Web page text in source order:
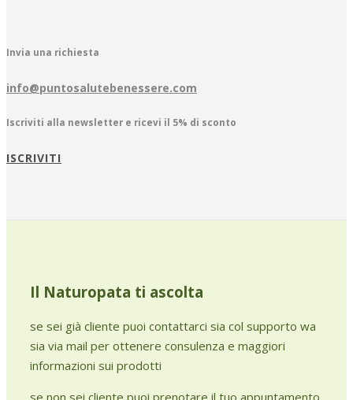
Invia una richiesta
info@puntosalutebenessere.com
Iscriviti alla newsletter e ricevi il 5% di sconto
ISCRIVITI
Il Naturopata ti ascolta
se sei già cliente puoi contattarci sia col supporto wa
sia via mail per ottenere consulenza e maggiori
informazioni sui prodotti
se non sei cliente puoi prenotare il tuo appuntamento